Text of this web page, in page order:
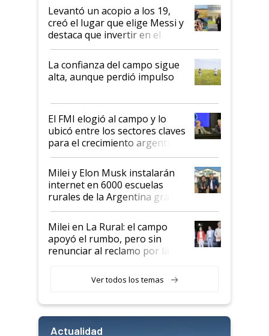
Levantó un acopio a los 19,
creó el lugar que elige Messi y
destaca que invertir en el
kirchnerismo era como "darle
plata a un hijo para droga":
Juan Félix Rossetti, el libertario
que de una dura crisis salió
de Milei
La confianza del campo sigue
alta, aunque perdió impulso
El FMI elogió al campo y lo
ubicó entre los sectores claves
para el crecimiento argentino
Milei y Elon Musk instalarán
internet en 6000 escuelas
rurales de la Argentina gracias
a un acuerdo con Starlink
Milei en La Rural: el campo
apoyó el rumbo, pero sin
renunciar al reclamo por las
Ver todos los temas
Actualidad